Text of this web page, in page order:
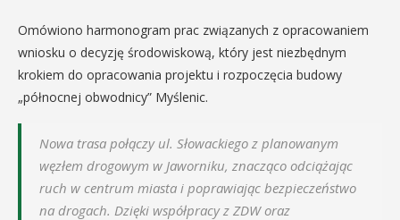
Omówiono harmonogram prac związanych z opracowaniem
wniosku o decyzję środowiskową, który jest niezbędnym
krokiem do opracowania projektu i rozpoczęcia budowy
„północnej obwodnicy” Myślenic.
Nowa trasa połączy ul. Słowackiego z planowanym
węzłem drogowym w Jaworniku, znacząco odciążając
ruch w centrum miasta i poprawiając bezpieczeństwo
na drogach. Dzięki współpracy z ZDW oraz